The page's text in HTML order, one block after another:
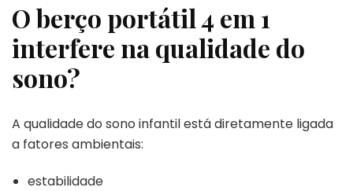
O berço portátil 4 em 1
interfere na qualidade do
sono?
A qualidade do sono infantil está diretamente ligada
a fatores ambientais:
estabilidade